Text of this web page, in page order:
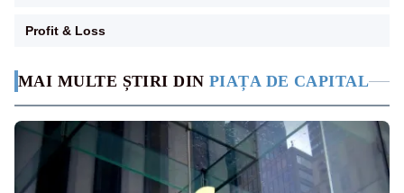
MAI MULTE ȘTIRI DIN PIAȚA DE CAPITAL
Profit & Loss